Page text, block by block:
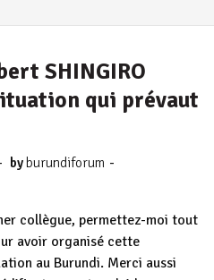
SHINGIRO
qui prévaut
by burundiforum -
collègue, permettez-moi tout
avoir organisé cette
au Burundi. Merci aussi